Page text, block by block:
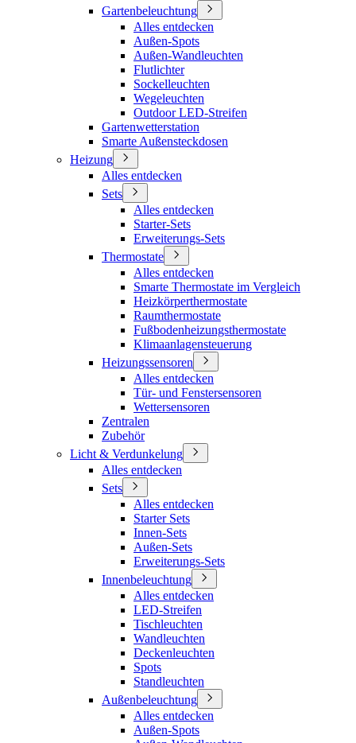
Gartenbeleuchtung
Alles entdecken
Außen-Spots
Außen-Wandleuchten
Flutlichter
Sockelleuchten
Wegeleuchten
Outdoor LED-Streifen
Gartenwetterstation
Smarte Außensteckdosen
Heizung
Alles entdecken
Sets
Alles entdecken
Starter-Sets
Erweiterungs-Sets
Thermostate
Alles entdecken
Smarte Thermostate im Vergleich
Heizkörperthermostate
Raumthermostate
Fußbodenheizungsthermostate
Klimaanlagensteuerung
Heizungssensoren
Alles entdecken
Tür- und Fenstersensoren
Wettersensoren
Zentralen
Zubehör
Licht & Verdunkelung
Alles entdecken
Sets
Alles entdecken
Starter Sets
Innen-Sets
Außen-Sets
Erweiterungs-Sets
Innenbeleuchtung
Alles entdecken
LED-Streifen
Tischleuchten
Wandleuchten
Deckenleuchten
Spots
Standleuchten
Außenbeleuchtung
Alles entdecken
Außen-Spots